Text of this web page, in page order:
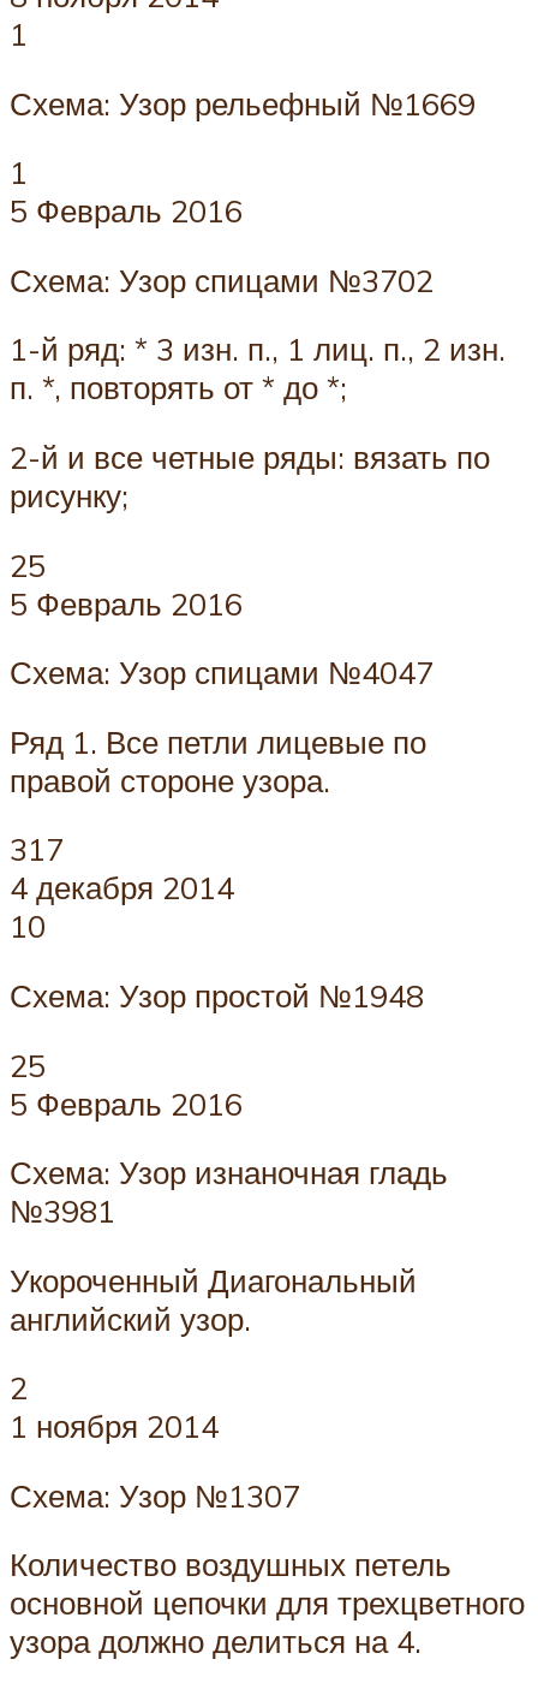
1
Схема: Узор рельефный №1669
1
5 Февраль 2016
Схема: Узор спицами №3702
1-й ряд: * 3 изн. п., 1 лиц. п., 2 изн.
п. *, повторять от * до *;
2-й и все четные ряды: вязать по
рисунку;
25
5 Февраль 2016
Схема: Узор спицами №4047
Ряд 1. Все петли лицевые по
правой стороне узора.
317
4 декабря 2014
10
Схема: Узор простой №1948
25
5 Февраль 2016
Схема: Узор изнаночная гладь
№3981
Укороченный Диагональный
английский узор.
2
1 ноября 2014
Схема: Узор №1307
Количество воздушных петель
основной цепочки для трехцветного
узора должно делиться на 4.